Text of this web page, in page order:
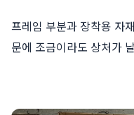
프레임 부분과 장착용 자
문에 조금이라도 상처가